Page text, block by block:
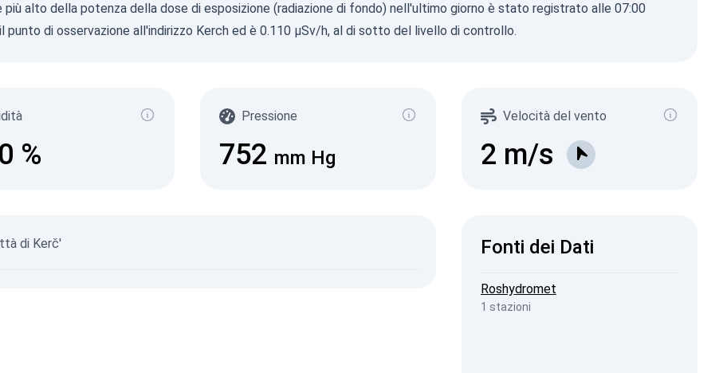
più alto della potenza della dose di esposizione (radiazione di fondo) nell'ultimo giorno è stato registrato alle 07:00
punto di osservazione all'indirizzo Kerch ed è 0.110 µSv/h, al di sotto del livello di controllo.
%
Pressione
752 mm Hg
Velocità del vento
2 m/s
di Kerč' Fonti dei Dati
Roshydromet
1 stazioni